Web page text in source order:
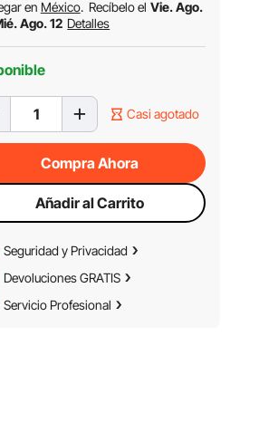
en México. Recíbelo el Vie. Ago.
Ago. 12 Detalles
Casi agotado
Compra Ahora
Añadir al Carrito
Seguridad y Privacidad
Devoluciones GRATIS
Servicio Profesional